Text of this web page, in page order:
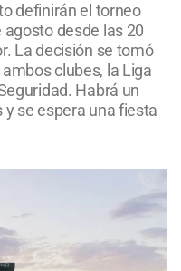
definirán el torneo
desde las 20
La decisión se tomó
clubes, la Liga
Habrá un
se espera una fiesta